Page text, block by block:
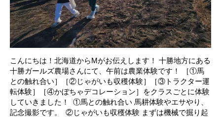
こんにちは！北海道からMがお伝えします！ 十勝地方にある
十勝ガールズ農場さんにて、午前は農業体験です！ ［①馬
との触れ合い］［②じゃがいも収穫体験］［③トラクター運
転体験］［④かぼちゃデコレーション］をクラスごとに体験
していきました！ ㅤ ①馬との触れ合い 馬耕体験やエサやり、
記念撮影です。 ㅤ ②じゃがいも収穫体験 まずは機械で掘り起